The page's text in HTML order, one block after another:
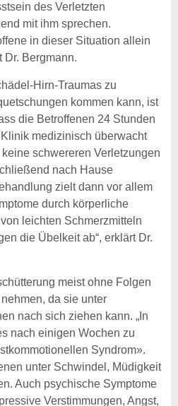
des Verletzten
mit ihm sprechen.
in dieser Situation allein
Dr. Bergmann.
Hirn-Traumas zu
kommen kann, ist
die Betroffenen 24 Stunden
medizinisch überwacht
schwereren Verletzungen
nach Hause
zielt dann vor allem
durch körperliche
leichten Schmerzmitteln
die Übelkeit ab“, erklärt Dr.
meist ohne Folgen
da sie unter
nach sich ziehen kann. „In
nach einigen Wochen zu
Syndrom».
unter Schwindel, Müdigkeit
Auch psychische Symptome
Verstimmungen, Angst,